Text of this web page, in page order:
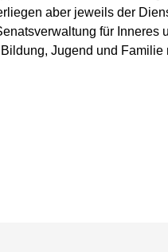
aber jeweils der
für
Jugend und Familie